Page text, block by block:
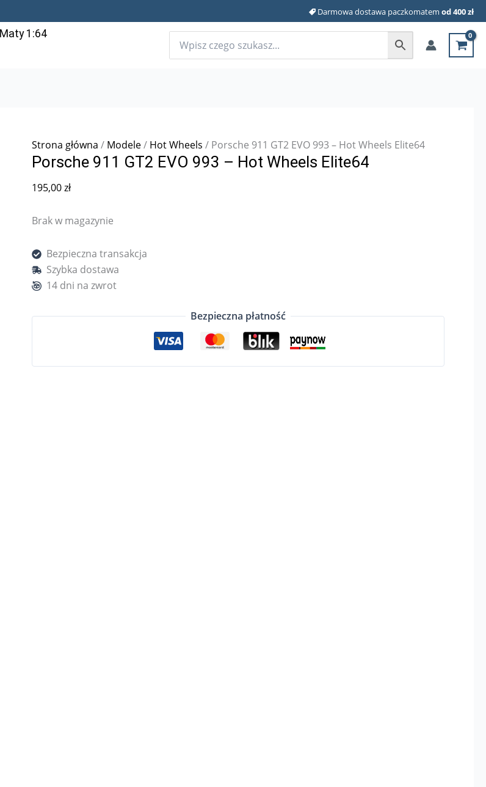
Darmowa dostawa paczkomatem od 400 zł
Maty 1:64
Strona główna / Modele/ Hot Wheels / Porsche 911 GT2 EVO 993 – Hot Wheels Elite64
Porsche 911 GT2 EVO 993 – Hot Wheels Elite64
195,00zł
Brak w magazynie
Bezpieczna transakcja
Szybka dostawa
14 dni na zwrot
Bezpieczna płatność